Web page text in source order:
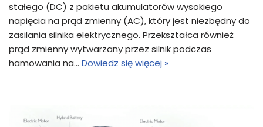
stałego (DC) z pakietu akumulatorów wysokiego
napięcia na prąd zmienny (AC), który jest niezbędny do
zasilania silnika elektrycznego. Przekształca również
prąd zmienny wytwarzany przez silnik podczas
hamowania na… Dowiedz się więcej »